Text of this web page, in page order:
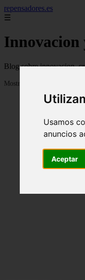
Usamos
anuncios
Aceptar
repensadores.es
☰
Innovacion
Blog sobre innovacion,
Mostrando 1 - 24 de 930